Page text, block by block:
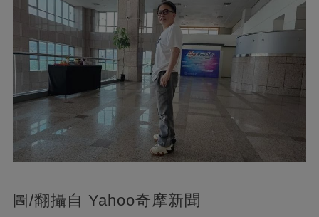
圖/翻攝自 Yahoo奇摩新聞